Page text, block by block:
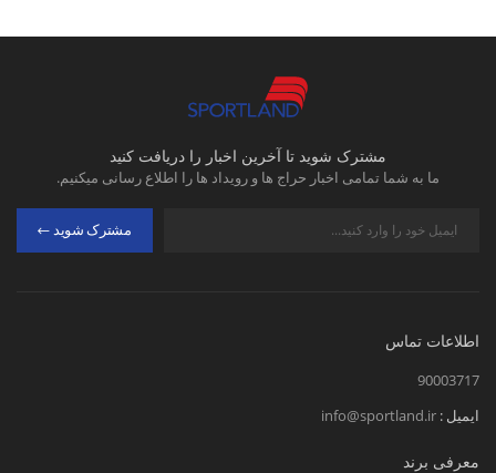
مشترک شوید تا آخرین اخبار را دریافت کنید
ما به شما تمامی اخبار حراج ها و رویداد ها را اطلاع رسانی میکنیم.
مشترک شوید
اطلاعات تماس
90003717
ایمیل : info@sportland.ir
معرفی برند